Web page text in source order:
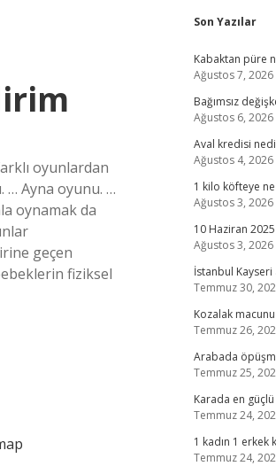
oyunlardan
… Ayna oyunu. …
oynamak da
geçen
fiziksel
Son Yazılar
Kabaktan püre
Ağustos 7, 2026
Bağımsız
Ağustos 6, 2026
Aval kredisi
Ağustos 4, 2026
1 kilo köfteye
Ağustos 3, 2026
10 Haziran
Ağustos 3, 2026
İstanbul
Temmuz 30,
Kozalak
Temmuz 26,
Arabada
Temmuz 25,
Karada en
Temmuz 24,
1 kadın 1 erkek
Temmuz 24,